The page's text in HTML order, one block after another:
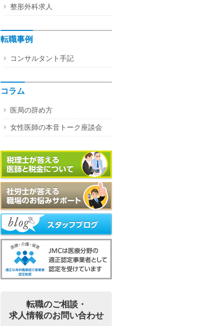
整形外科求人
転職事例
コンサルタント手記
コラム
医局の辞め方
女性医師の本音トーク座談会
転職のご相談・
求人情報のお問い合わせ